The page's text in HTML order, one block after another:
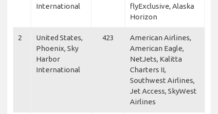
International
flyExclusive, Alaska
Horizon
2
United States,
Phoenix, Sky
Harbor
International
423
American Airlines,
American Eagle,
NetJets, Kalitta
Charters II,
Southwest Airlines,
Jet Access, SkyWest
Airlines